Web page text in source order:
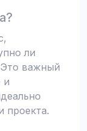
ли
важный
и
проекта.